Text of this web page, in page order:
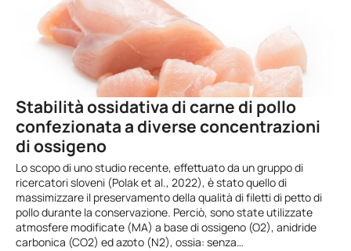
Stabilità ossidativa di carne di pollo
confezionata a diverse concentrazioni
di ossigeno
Lo scopo di uno studio recente, effettuato da un gruppo di
ricercatori sloveni (Polak et al., 2022), è stato quello di
massimizzare il preservamento della qualità di filetti di petto di
pollo durante la conservazione. Perciò, sono state utilizzate
atmosfere modificate (MA) a base di ossigeno (O2), anidride
carbonica (CO2) ed azoto (N2), ossia: senza…